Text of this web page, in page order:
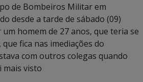
de Bombeiros Militar em
desde a tarde de sábado (09)
homem de 27 anos, que teria se
fica nas imediações do
com outros colegas quando
visto